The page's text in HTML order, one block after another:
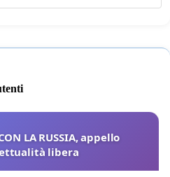
LA RUSSIA, appello
libera